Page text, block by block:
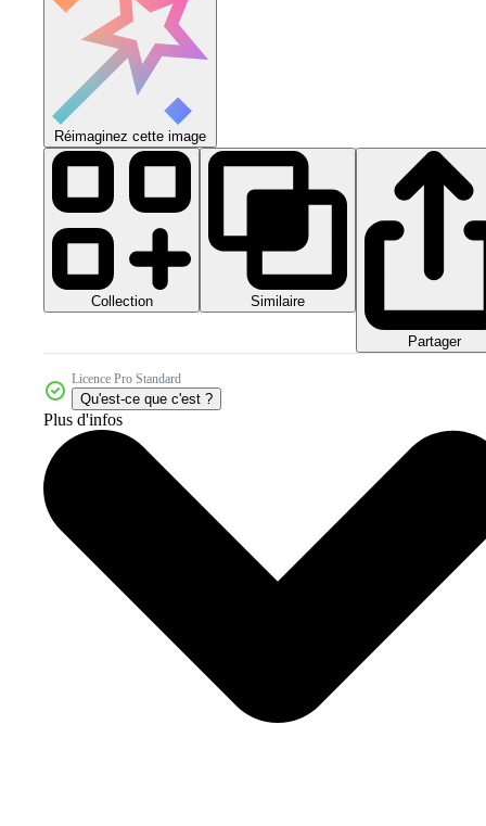
Réimaginez cette image
Collection Similaire
Partager
Licence Pro Standard
Qu'est-ce que c'est ?
Plus d'infos